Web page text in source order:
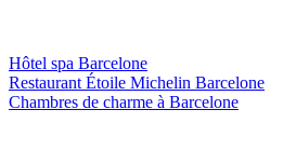
Hôtel spa Barcelone
Restaurant Étoile Michelin Barcelone
Chambres de charme à Barcelone